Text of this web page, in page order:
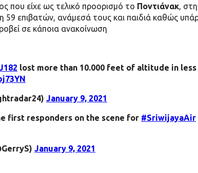
που είχε ως τελικό προορισμό το Ποντιάνακ,
59 επιβατών, ανάμεσά τους και παιδιά καθώς
σε κάποια ανακοίνωση
lost more than 10.000 feet of altitude in
January 9, 2021
first responders on the scene for #SriwijayaAir
January 9, 2021